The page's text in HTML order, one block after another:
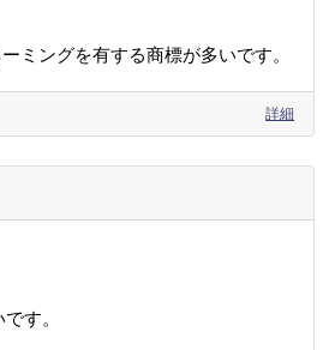
ミングを有する商標が多いです。
詳細
す。